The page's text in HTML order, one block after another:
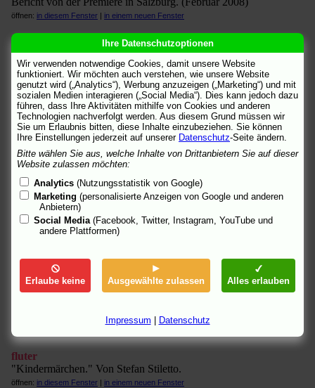
öffnen: in diesem Fenster | in einem neuen Fenster
DiePresse.com
"Viel Glück für die ganze Familie." Von bp.
öffnen:in diesem Fenster|in einem neuen Fenster
DrehPunktKultur
"Von Schnüren und Stäbchen."
öffnen:in diesem Fenster|in einem neuen Fenster
epd Film
"Im Kinderfilm „Mozart in China“ erlebt ein österreichischer
Junge den Culture-Clash." Von Frank Arnold.
öffnen:in diesem Fenster|in einem neuen Fenster
Filmbewertungsstelle Wiesbaden
"Prädikat besonders wertvoll." Gutachten.
in diesem Fenster|in einem neuen Fenster
Förderinfo.
öffnen: in diesem Fenster in einem neuen Fenster
öffnen:
fluter
"Kindermärchen." Von Stefan Stiletto.
öffnen: in diesem Fenster | in einem neuen Fenster
Ihre Datenschutzoptionen
Wir verwenden notwendige Cookies, damit unsere Website
funktioniert. Wir möchten auch verstehen, wie unsere Website
genutzt wird („Analytics“), Werbung anzuzeigen („Marketing“) und mit
sozialen Medien interagieren („Social Media“). Dies kann jedoch dazu
führen, dass Ihre Aktivitäten mithilfe von Cookies und anderen
Technologien nachverfolgt werden. Aus diesem Grund müssen wir
Sie um Erlaubnis bitten, diese Inhalte einzubeziehen. Sie können
Ihre Einstellungen jederzeit auf unserer Datenschutz-Seite ändern.
Bitte wählen Sie aus, welche Inhalte von Drittanbietern Sie auf dieser
Website zulassen möchten:
Analytics (Nutzungsstatistik von Google)
Marketing (personalisierte Anzeigen von Google und anderen
Anbietern)
Social Media (Facebook, Twitter, Instagram, YouTube und
andere Plattformen)
Erlaube keine Ausgewählte zulassen Alles erlauben
Impressum Datenschutz